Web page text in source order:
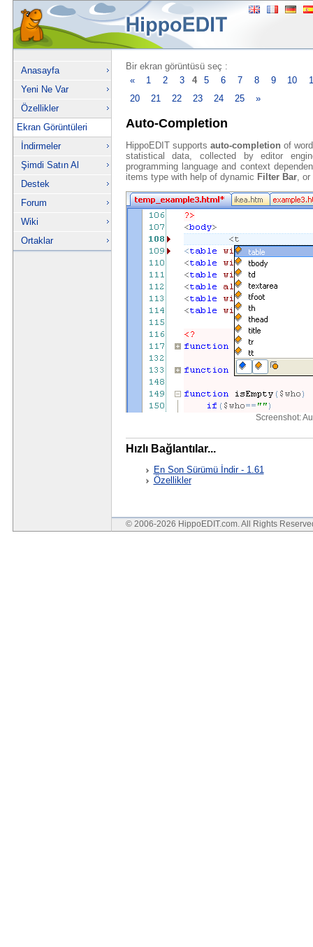
Anasayfa
Yeni Ne Var
Özellikler
Ekran Görüntüleri
İndirmeler
Şimdi Satın Al
Destek
Forum
Wiki
Ortaklar
Bir ekran görüntüsü seç :
«
1 2 3 4 5 6 7 8 9 10
20
21 22 23 24 25 »
Auto-Completion
HippoEDIT supports auto-completion of
statistical data, collected by editor
programming language and context
items type with help of dynamic Filter Bar, or
Screenshot:
Hızlı Bağlantılar...
En Son Sürümü İndir - 1.61
Özellikler
© 2006-2026 HippoEDIT.com. All Rights